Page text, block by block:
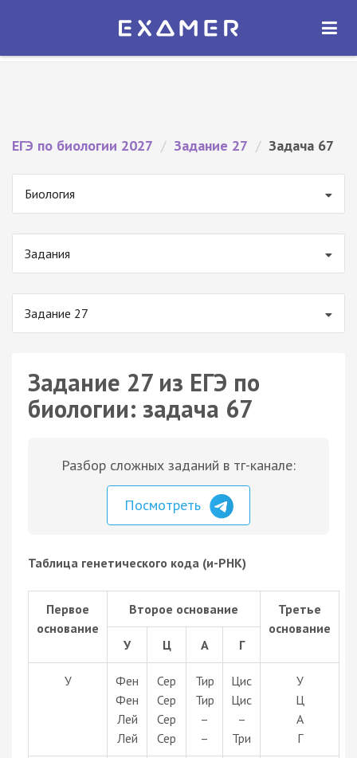
Экзамер — ЕГЭ 2027
ОТКРЫТЬ
ЕГЭ по биологии 2027 / Задание 27 / Задача 67
Биология
Задания
Задание 27
Задание 27 из ЕГЭ по
биологии: задача 67
Разбор сложных заданий в тг-канале:
Посмотреть
Таблица генетического кода (и-РНК)
Первое
основание
Второе основание
Третье
основание
У
Ц А Г
У
Фен
Фен
Лей
Лей
Сер
Сер
Сер
Сер
Тир
Тир
–
–
Цис
Цис
–
Три
У
Ц
А
Г